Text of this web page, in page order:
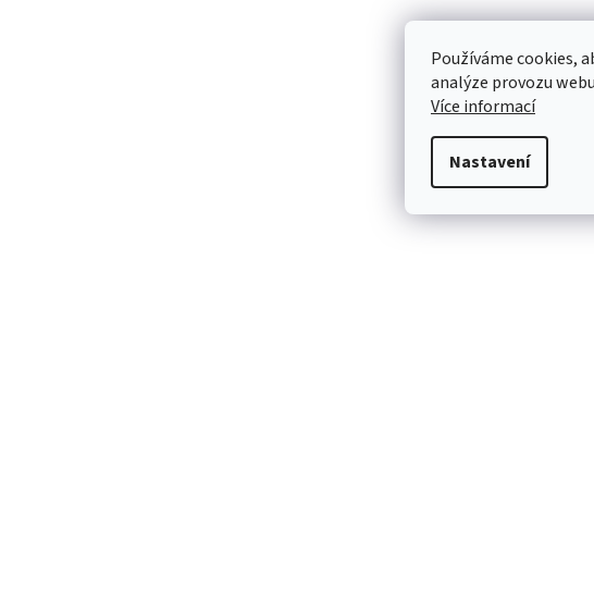
Používáme cookies,
analýze provozu
Více informací
Nastavení